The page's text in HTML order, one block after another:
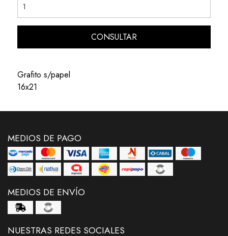
CONSULTAR
Grafito s/papel
16x21
MEDIOS DE PAGO
MEDIOS DE ENVÍO
NUESTRAS REDES SOCIALES